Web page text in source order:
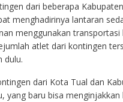
dari beberapa
menghadirinya lantaran
menggunakan transportasi
atlet dari kontingen
dulu.
dari Kota Tual dan
yang baru bisa menginjakkan